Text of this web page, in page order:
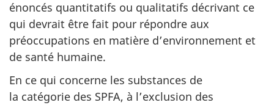
énoncés quantitatifs ou qualitatifs décrivant ce
qui devrait être fait pour répondre aux
préoccupations en matière d’environnement et
de santé humaine.
En ce qui concerne les substances de
la catégorie des SPFA, à l’exclusion des